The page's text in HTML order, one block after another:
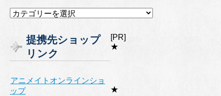
カ
リ
ー
提携先ショップ
リンク
[PR]
★
アニメイトオンラインショ
ップ
★